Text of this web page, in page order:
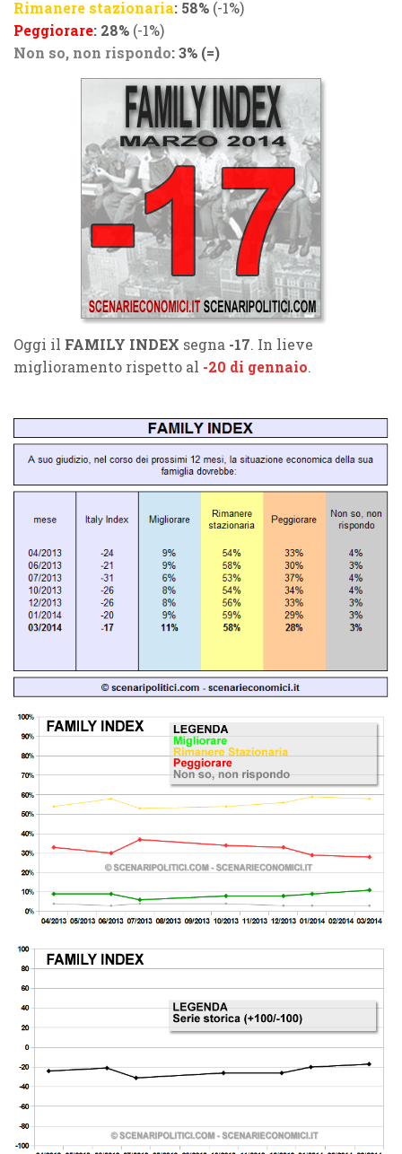
Rimanere stazionaria: 58% (-1%)
Peggiorare: 28% (-1%)
Non so, non rispondo: 3% (=)
Oggi il FAMILY INDEX segna -17. In lieve
miglioramento rispetto al -20 di gennaio.